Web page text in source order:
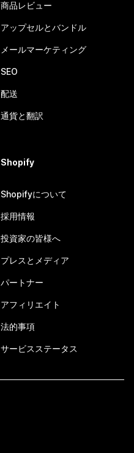
商品レビュー
アップセルとバンドル
メールマーケティング
SEO
配送
通貨と翻訳
Shopify
Shopifyについて
採用情報
投資家の皆様へ
プレスとメディア
パートナー
アフィリエイト
法的事項
サービスステータス